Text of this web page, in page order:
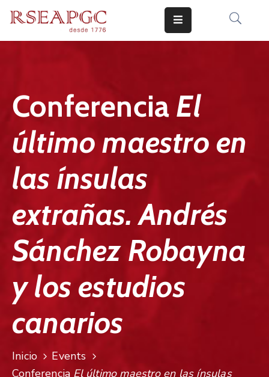
COMUNICADOS
CONOCERNOS
CONTACTO
ConferenciaEl
último maestro en
las ínsulas
extrañas. Andrés
Sánchez Robayna
y los estudios
canarios
Inicio
Events
Conferencia El último maestro en las ínsulas